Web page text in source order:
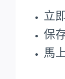
立
保
馬